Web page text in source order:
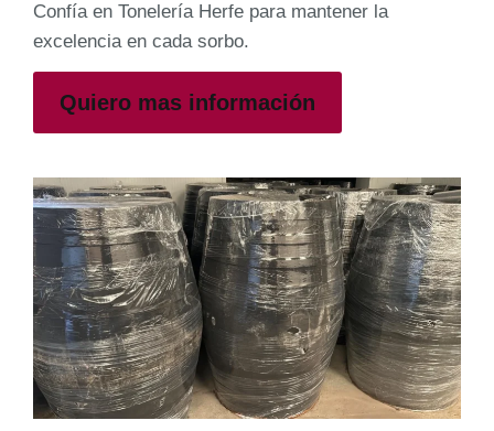
Confía en Tonelería Herfe para mantener la
excelencia en cada sorbo.
Quiero mas información